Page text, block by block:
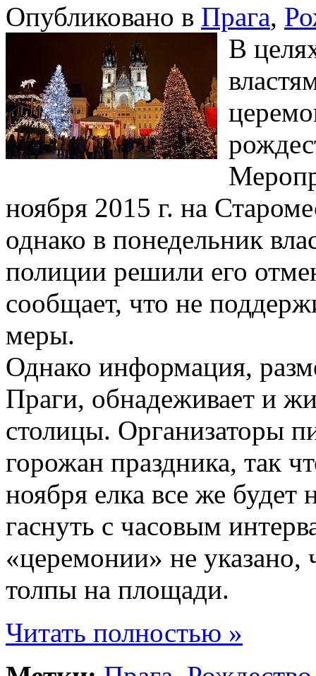
Опубликовано в Прага,
В
ноября 2015 г. на
однако в понедельник
полиции решили его
сообщает, что не
меры.
Однако информация,
Праги, обнадеживает и
столицы. Организаторы
горожан праздника, так
ноября елка все же будет
гаснуть с часовым
«церемонии» не указано,
толпы на площади.
Читать полностью »